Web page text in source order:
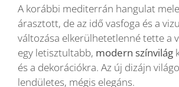
A korábbi mediterrán hangulat
árasztott, de az idő vasfoga és a
változása elkerülhetetlenné tette a
egy letisztultabb, modern színvilág
és a dekorációkra. Az új dizájn
lendületes, mégis elegáns.